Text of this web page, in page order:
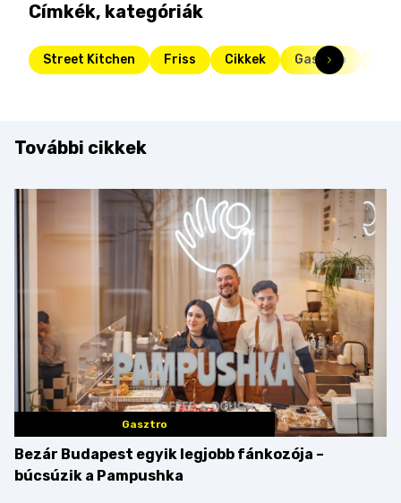
Címkék, kategóriák
Street Kitchen Friss Cikkek Gasztro
További cikkek
Gasztro
Bezár Budapest egyik legjobb fánkozója –
búcsúzik a Pampushka